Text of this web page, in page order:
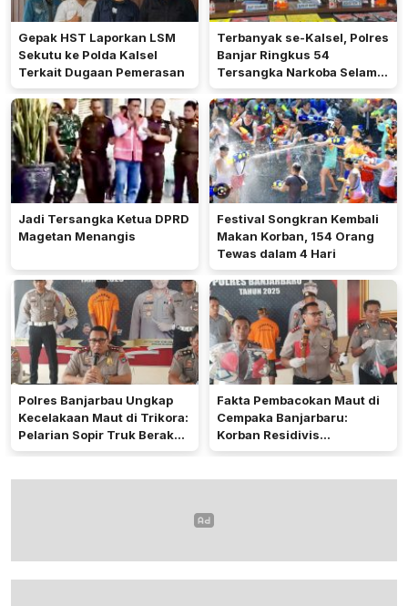
Gepak HST Laporkan LSM
Sekutu ke Polda Kalsel
Terkait Dugaan Pemerasan
Terbanyak se-Kalsel, Polres
Banjar Ringkus 54
Tersangka Narkoba Selama
Operasi Antik 2026
Jadi Tersangka Ketua DPRD
Magetan Menangis
Festival Songkran Kembali
Makan Korban, 154 Orang
Tewas dalam 4 Hari
Polres Banjarbau Ungkap
Kecelakaan Maut di Trikora:
Pelarian Sopir Truk Berakhir
di Kalteng
Fakta Pembacokan Maut di
Cempaka Banjarbaru:
Korban Residivis
Pembunuhan